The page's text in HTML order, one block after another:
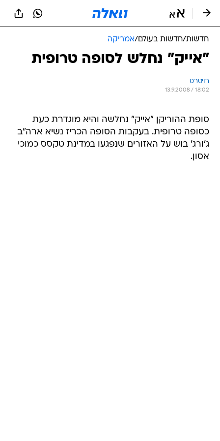
חדשות/חדשות בעולם/אמריקה
"אייק" נחלש לסופה טרופית
רויטרס
13.9.2008 / 18:02
סופת ההוריקן "אייק" נחלשה והיא מוגדרת כעת
כסופה טרופית. בעקבות הסופה הכריז נשיא ארה"ב
ג'ורג' בוש על האזורים שנפגעו במדינת טקסס כמוכי
אסון.